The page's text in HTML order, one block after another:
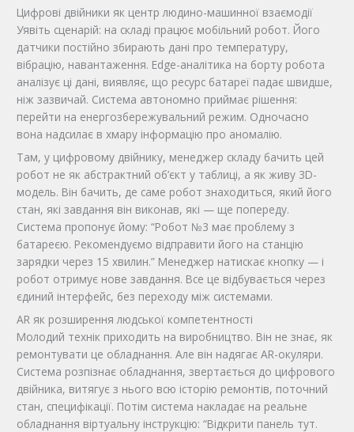
Цифрові двійники як центр людино-машинної взаємодії
Уявіть сценарій: на складі працює мобільний робот. Його
датчики постійно збирають дані про температуру,
вібрацію, навантаження. Edge-аналітика на борту робота
аналізує ці дані, виявляє, що ресурс батареї падає швидше,
ніж зазвичай. Система автономно приймає рішення:
перейти на енергозбережувальний режим. Одночасно
вона надсилає в хмару інформацію про аномалію.
Там, у цифровому двійнику, менеджер складу бачить цей
робот не як абстрактний об’єкт у таблиці, а як живу 3D-
модель. Він бачить, де саме робот знаходиться, який його
стан, які завдання він виконав, які — ще попереду.
Система пропонує йому: “Робот №3 має проблему з
батареєю. Рекомендуємо відправити його на станцію
зарядки через 15 хвилин.” Менеджер натискає кнопку — і
робот отримує нове завдання. Все це відбувається через
єдиний інтерфейс, без переходу між системами.
AR як розширення людської компетентності
Молодий технік приходить на виробництво. Він не знає, як
ремонтувати це обладнання. Але він надягає AR-окуляри.
Система розпізнає обладнання, звертається до цифрового
двійника, витягує з нього всю історію ремонтів, поточний
стан, специфікації. Потім система накладає на реальне
обладнання віртуальну інструкцію: “Відкрити панель тут.